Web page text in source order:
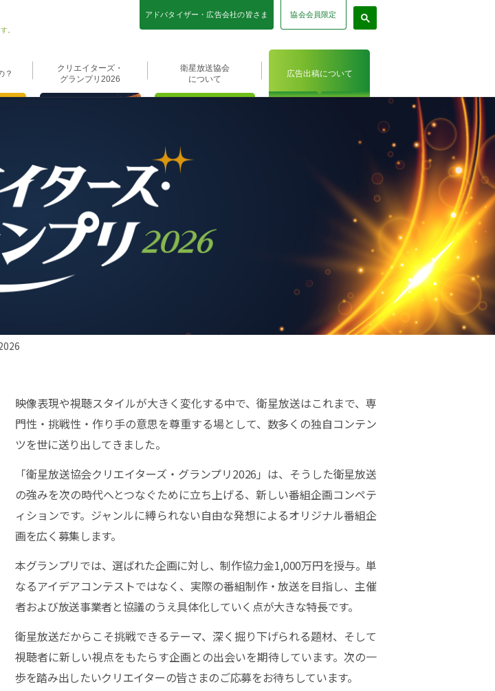
。
アドバタイザー・広告会社の皆さま 協会会員限定
？
クリエイターズ・
グランプリ2026
衛星放送協会
について
広告出稿について
映像表現や視聴スタイルが大きく変化する中で、衛星放送はこれまで、専
門性・挑戦性・作り手の意思を尊重する場として、数多くの独自コンテン
ツを世に送り出してきました。
「衛星放送協会クリエイターズ・グランプリ2026」は、そうした衛星放送
の強みを次の時代へとつなぐために立ち上げる、新しい番組企画コンペテ
ィションです。ジャンルに縛られない自由な発想によるオリジナル番組企
画を広く募集します。
本グランプリでは、選ばれた企画に対し、制作協力金1,000万円を授与。単
なるアイデアコンテストではなく、実際の番組制作・放送を目指し、主催
者および放送事業者と協議のうえ具体化していく点が大きな特長です。
衛星放送だからこそ挑戦できるテーマ、深く掘り下げられる題材、そして
視聴者に新しい視点をもたらす企画との出会いを期待しています。次の一
歩を踏み出したいクリエイターの皆さまのご応募をお待ちしています。